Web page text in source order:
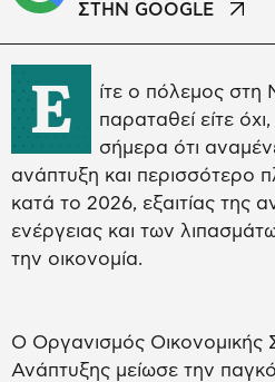
ΣΤΗΝ GOOGLE
Ε
ίτε ο πόλεμος
παραταθεί είτε
σήμερα ότι
ανάπτυξη και περισσότερο
κατά το 2026, εξαιτίας της
ενέργειας και των
την οικονομία.
Ο Οργανισμός Οικονομικής
Ανάπτυξης μείωσε την